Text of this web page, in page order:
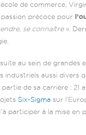
de commerce,
précoce pour
se connaître».
au sein de grandes
industriels aussi divers
de sa carrière : 21
Six-Sigma sur
participer à la mise en